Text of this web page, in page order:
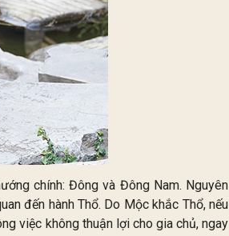
chính: Đông và Đông Nam. Nguyên
đến hành Thổ. Do Mộc khắc Thổ, nếu
việc không thuận lợi cho gia chủ, ngay